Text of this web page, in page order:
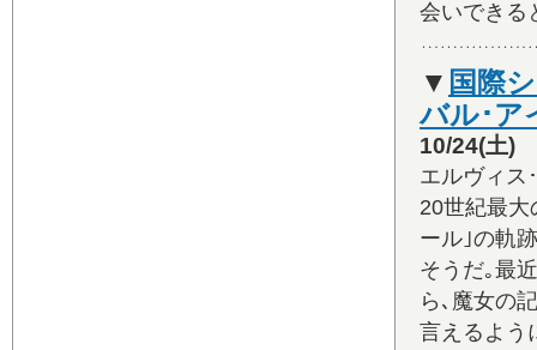
会いできる
▼ 国際
バル･ア
10/24(土)
エルヴィス
20世紀最大
ール｣の軌
そうだ｡最
ら､魔女の
言えるよう